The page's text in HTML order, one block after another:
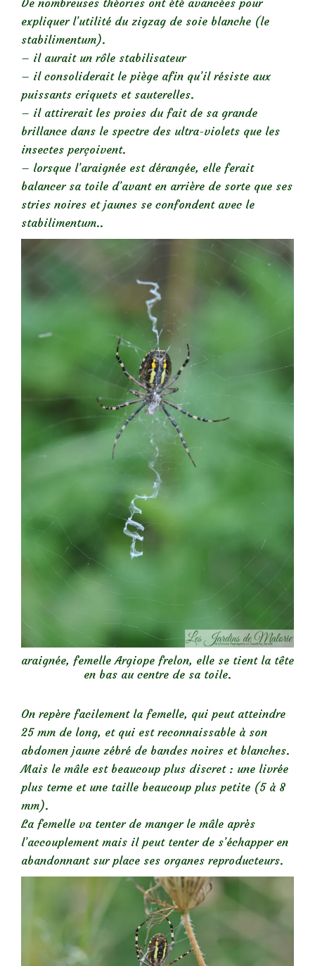
expliquer l’utilité du zigzag de soie blanche (le
stabilimentum).
– il aurait un rôle stabilisateur
– il consoliderait le piège afin qu’il résiste aux
puissants criquets et sauterelles.
– il attirerait les proies du fait de sa grande
brillance dans le spectre des ultra-violets que les
insectes perçoivent.
– lorsque l’araignée est dérangée, elle ferait
balancer sa toile d’avant en arrière de sorte que ses
stries noires et jaunes se confondent avec le
stabilimentum..
araignée, femelle Argiope frelon, elle se tient la tête
en bas au centre de sa toile.
On repère facilement la femelle, qui peut atteindre
25 mm de long, et qui est reconnaissable à son
abdomen jaune zébré de bandes noires et blanches.
Mais le mâle est beaucoup plus discret : une livrée
plus terne et une taille beaucoup plus petite (5 à 8
mm).
La femelle va tenter de manger le mâle après
l’accouplement mais il peut tenter de s’échapper en
abandonnant sur place ses organes reproducteurs.